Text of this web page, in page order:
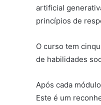
artificial
princípios de
O curso tem
de habilidades
Após cada
Este é um